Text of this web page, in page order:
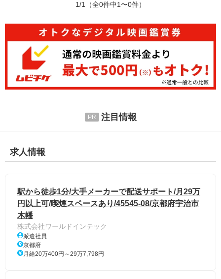
1/1 （全0件中1〜0件）
注目情報
求人情報
駅から徒歩1分/大手メーカーで配送サポート/月29万
円以上可/喫煙スペースあり/45545-08/京都府宇治市
木幡
株式会社ワールドインテック
派遣社員
京都府
月給20万400円～29万7,798円